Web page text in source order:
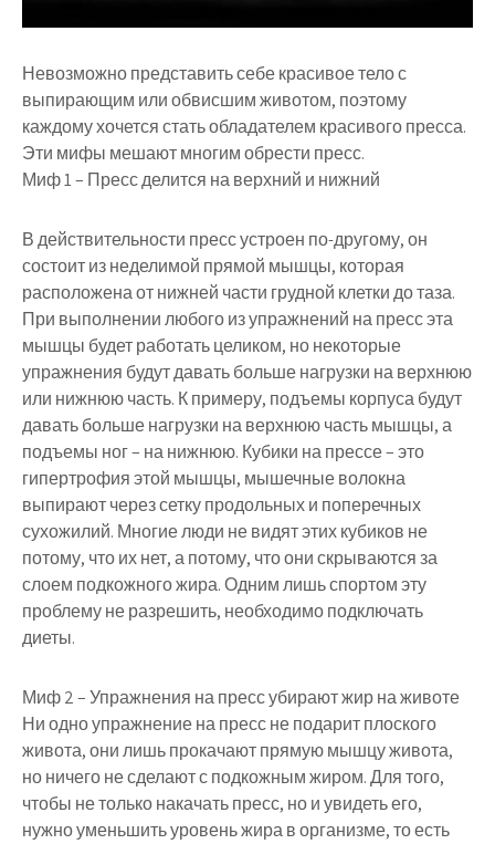
Невозможно представить себе красивое тело с
выпирающим или обвисшим животом, поэтому
каждому хочется стать обладателем красивого пресса.
Эти мифы мешают многим обрести пресс.
Миф 1 – Пресс делится на верхний и нижний
В действительности пресс устроен по-другому, он
состоит из неделимой прямой мышцы, которая
расположена от нижней части грудной клетки до таза.
При выполнении любого из упражнений на пресс эта
мышцы будет работать целиком, но некоторые
упражнения будут давать больше нагрузки на верхнюю
или нижнюю часть. К примеру, подъемы корпуса будут
давать больше нагрузки на верхнюю часть мышцы, а
подъемы ног – на нижнюю. Кубики на прессе – это
гипертрофия этой мышцы, мышечные волокна
выпирают через сетку продольных и поперечных
сухожилий. Многие люди не видят этих кубиков не
потому, что их нет, а потому, что они скрываются за
слоем подкожного жира. Одним лишь спортом эту
проблему не разрешить, необходимо подключать
диеты.
Миф 2 – Упражнения на пресс убирают жир на животе
Ни одно упражнение на пресс не подарит плоского
живота, они лишь прокачают прямую мышцу живота,
но ничего не сделают с подкожным жиром. Для того,
чтобы не только накачать пресс, но и увидеть его,
нужно уменьшить уровень жира в организме, то есть